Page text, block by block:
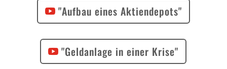
"Aufbau eines Aktiendepots"
"Geldanlage in einer Krise"